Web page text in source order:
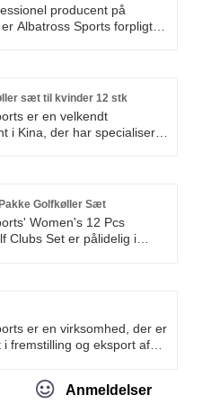
professionelle spillere.
producent på
Albatross Sports forpligtet
Vi har et komplet
og er velegnede til
Du kan til enhver tid
med os, hvis du har behov.
sæt til kvinder 12 stk
er en velkendt
i Kina, der har specialiseret
pålidelig produktkvalitet og
priser. Vi
former for tilpassede
nye og gamle kunder til
Golfkøller Sæt
Women's 12 Pcs
Clubs Set er pålidelig i
politikker og
support ved at placere ordrer
Velkommen både
kunder til at kontakte os til
er en virksomhed, der er
i fremstilling og eksport af
hele verden er vi forpligtet til
med enestående
Anmeldelser